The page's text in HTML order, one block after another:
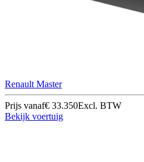
Renault Master
Prijs vanaf€ 33.350Excl. BTW
Bekijk voertuig